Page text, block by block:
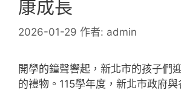
康成長
2026-01-29 作者: admin
開學的鐘聲響起，新北市的孩子們
的禮物。115學年度，新北市政府